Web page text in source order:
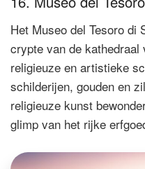
Het Museo del Tesoro di
crypte van de
religieuze en artistieke
schilderijen, gouden en
religieuze kunst
glimp van het rijke